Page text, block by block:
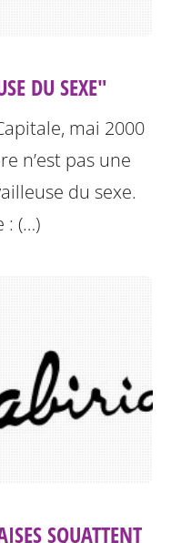
DU SEXE"
mai 2000
n’est pas une
du sexe.
: (…)
SQUATTENT